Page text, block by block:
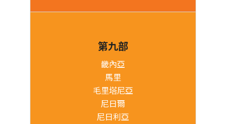
第九部
畿內亞
馬里
毛里塔尼亞
尼日爾
尼日利亞